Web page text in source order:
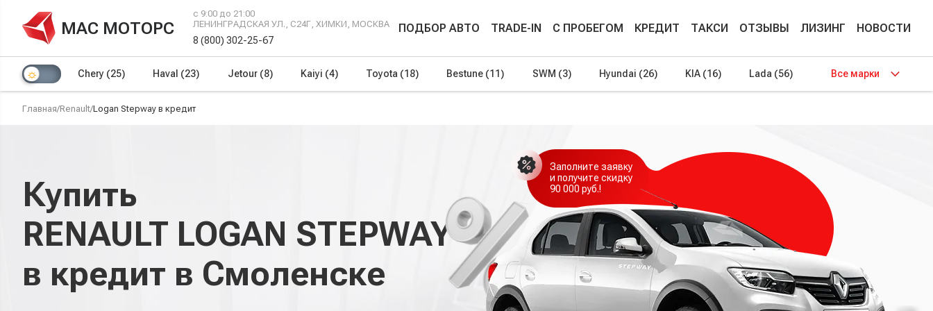
МАС МОТОРС
с 9:00 до 21:00
ЛЕНИНГРАДСКАЯ УЛ., С24Г, ХИМКИ, МОСКВА
8 (800) 302-25-67
ПОДБОР АВТО TRADE-IN С ПРОБЕГОМ КРЕДИТ ТАКСИ ОТЗЫВЫ ЛИЗИНГ НОВОСТИ
Chery (25) Haval (23) Jetour (8) Kaiyi (4) Toyota (18) Bestune (11) SWM (3) Hyundai (26) KIA (16) Lada (56) Все марки
Главная/Renault/Logan Stepway в кредит
Купить
RENAULT LOGAN STEPWAY
в кредит в Смоленске
Заполните заявку
и получите скидку
90 000 руб.!